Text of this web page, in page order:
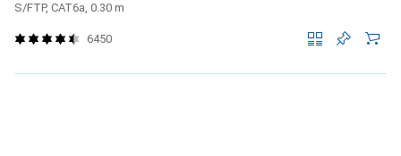
S/FTP, CAT6a, 0.30 m
6450